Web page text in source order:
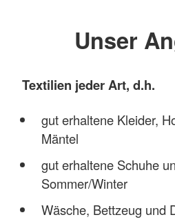
Unser
Textilien jeder Art, d.h.
gut erhaltene Kleider,
Mäntel
gut erhaltene Schuhe
Sommer/Winter
Wäsche, Bettzeug und